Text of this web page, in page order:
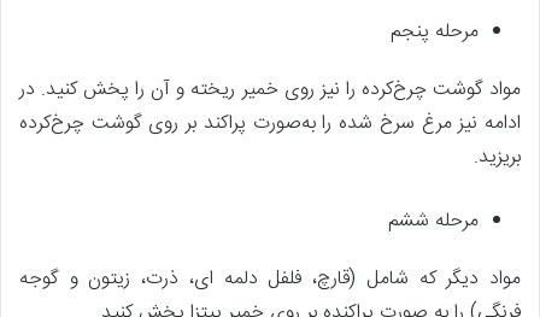
مرحله پنجم
مواد گوشت چرخ‌کرده را نیز روی خمیر ریخته و آن را پخش کنید. در
ادامه نیز مرغ سرخ شده را به‌صورت پراکند بر روی گوشت چرخ‌کرده
بریزید.
مرحله ششم
مواد دیگر که شامل (قارچ، فلفل دلمه ای، ذرت، زیتون و گوجه